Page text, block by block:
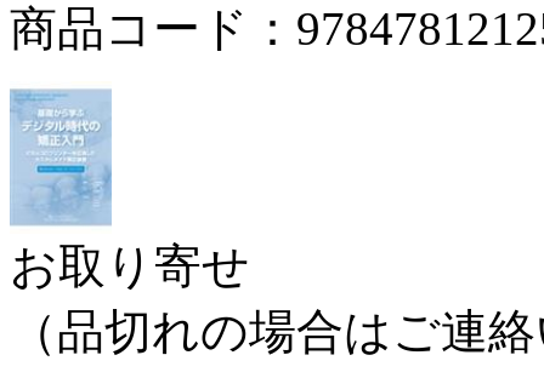
商品コード：
お取り寄せ
（品切れの場合はご連